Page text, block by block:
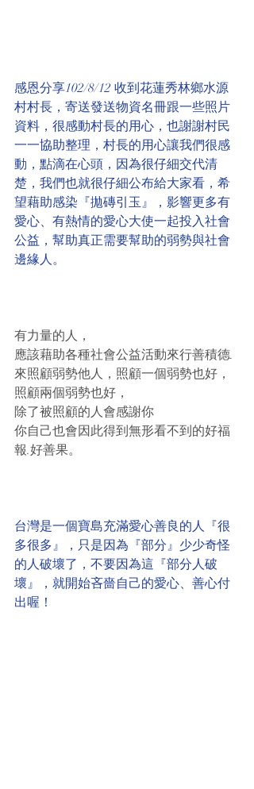
感恩分享102/8/12 收到花蓮秀林鄉水源
村村長，寄送發送物資名冊跟一些照片
資料，很感動村長的用心，也謝謝村民
一一協助整理，村長的用心讓我們很感
動，點滴在心頭，因為很仔細交代清
楚，我們也就很仔細公布給大家看，希
望藉助感染『拋磚引玉』，影響更多有
愛心、有熱情的愛心大使一起投入社會
公益，幫助真正需要幫助的弱勢與社會
邊緣人。
有力量的人，
應該藉助各種社會公益活動來行善積德.
來照顧弱勢他人，照顧一個弱勢也好，
照顧兩個弱勢也好，
除了被照顧的人會感謝你
你自己也會因此得到無形看不到的好福
報.好善果。
台灣是一個寶島充滿愛心善良的人『很
多很多』，只是因為『部分』少少奇怪
的人破壞了，不要因為這『部分人破
壞』，就開始吝嗇自己的愛心、善心付
出喔！